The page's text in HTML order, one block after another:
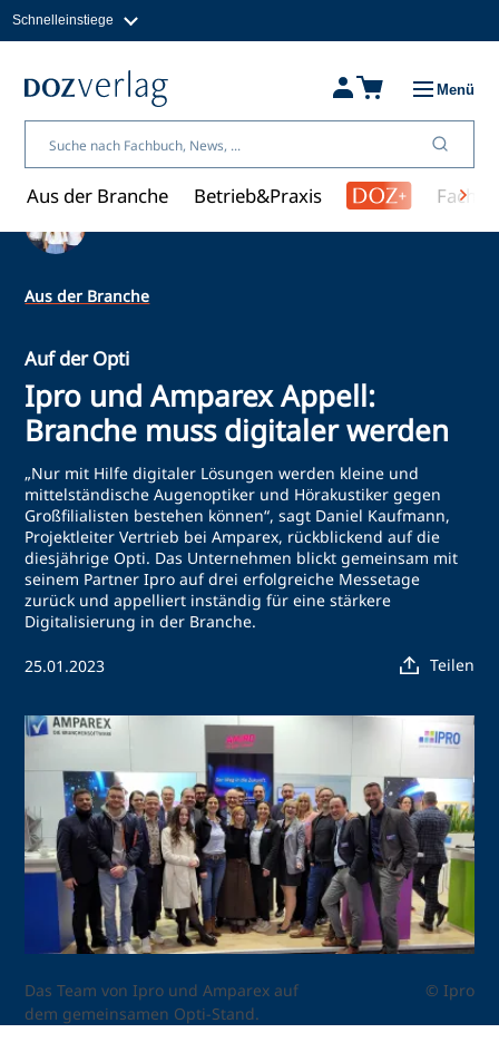
Inhalt
Schnelleinstiege
Fachbücher & Shop
Über uns
Menü
Aus der Branche Betrieb&Praxis
Aus der Branche
Auf der Opti
Ipro und Amparex Appell:
Branche muss digitaler werden
„Nur mit Hilfe digitaler Lösungen werden kleine und
mittelständische Augenoptiker und Hörakustiker gegen
Großfilialisten bestehen können“, sagt Daniel Kaufmann,
Projektleiter Vertrieb bei Amparex, rückblickend auf die
diesjährige Opti. Das Unternehmen blickt gemeinsam mit
seinem Partner Ipro auf drei erfolgreiche Messetage
zurück und appelliert inständig für eine stärkere
Digitalisierung in der Branche.
25.01.2023 Teilen
Das Team von Ipro und Amparex auf
dem gemeinsamen Opti-Stand.
© Ipro